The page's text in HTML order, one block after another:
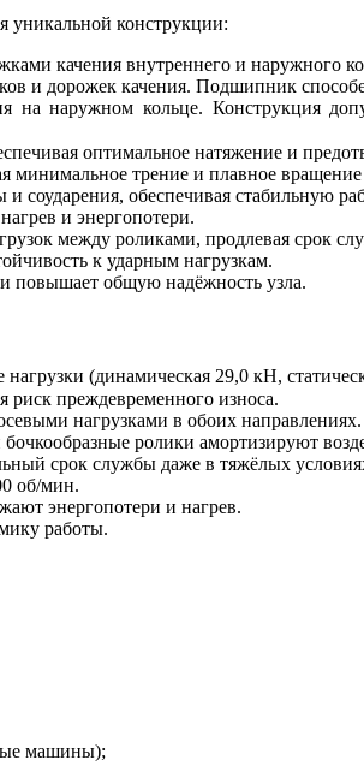
уникальной конструкции:
качения внутреннего и
и дорожек качения. Подшипник
на наружном кольце. Конструкция
оптимальное натяжение и
минимальное трение и плавное
обеспечивая стабильную
и энергопотери.
между роликами, продлевая срок
к ударным нагрузкам.
повышает общую надёжность узла.
(динамическая 29,0 кН,
риск преждевременного износа.
нагрузками в обоих направлениях.
ролики амортизируют
срок службы даже в тяжёлых
об/мин.
энергопотери и нагрев.
работы.
машины);